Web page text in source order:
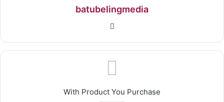
batubelingmedia
With Product You Purchase